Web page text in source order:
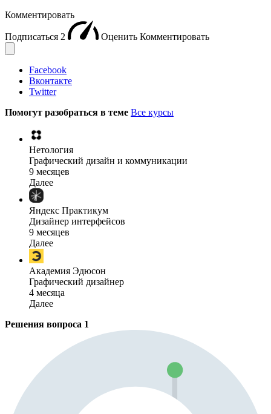
Комментировать
Подписаться 2 Оценить Комментировать
Facebook
Вконтакте
Twitter
Помогут разобраться в теме Все курсы
Нетология
Графический дизайн и коммуникации
9 месяцев
Далее
Яндекс Практикум
Дизайнер интерфейсов
9 месяцев
Далее
Академия Эдюсон
Графический дизайнер
4 месяца
Далее
Решения вопроса 1